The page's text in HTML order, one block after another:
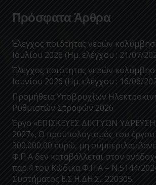
Πρόσφατα Άρθρα
Έλεγχος ποιότητας νερών
Ιουλίου 2026 (Ημ. ελέγχου : 21/07/
Έλεγχος ποιότητας νερών
Ιουνίου 2026 (Ημ. ελέγχου : 16/06/
Προμήθεια Υποβρυχίων
Ρυθμιστών Στροφών 2026
Έργο «ΕΠΙΣΚΕΥΕΣ ΔΙΚΤΥΩΝ
2027», Ο προϋπολογισμός του έργου
300.000,00 ευρώ, μη
Φ.Π.Α δεν καταβάλλεται στον
παρ.4 του Κώδικα Φ.Π.Α – Ν.5144/
Συστήματος Ε.Σ.Η.ΔΗ.Σ.: 220305.